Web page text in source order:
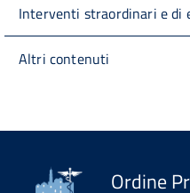
Interventi straordinari e di
Altri contenuti
Ordine